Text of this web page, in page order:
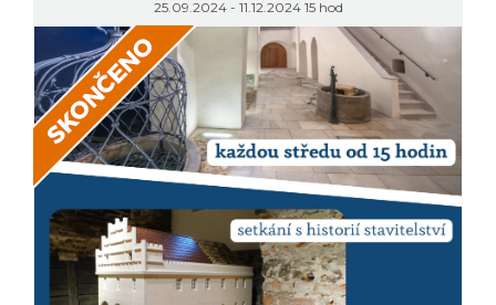
25.09.2024 - 11.12.2024 15 hod